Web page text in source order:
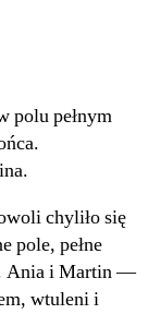
polu pełnym
chyliło się
pole, pełne
Ania i Martin —
wtuleni i